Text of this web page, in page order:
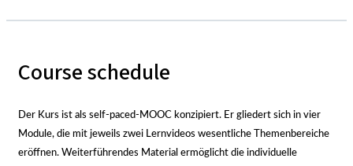
Course schedule
Der Kurs ist als self-paced-MOOC konzipiert. Er gliedert sich in vier
Module, die mit jeweils zwei Lernvideos wesentliche Themenbereiche
eröffnen. Weiterführendes Material ermöglicht die individuelle